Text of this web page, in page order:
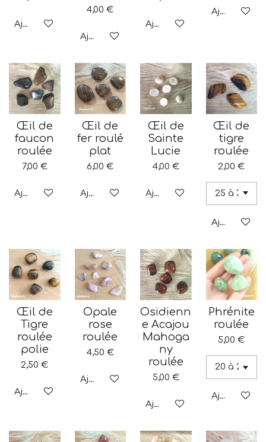
Ajouter au panier
4,00 €
Ajouter au panier
Ajouter au panier
Ajouter au
Œil de
faucon
roulée
7,00 €
Ajouter au panier
Œil de
fer roulé
plat
6,00 €
Ajouter au panier
Œil de
Sainte
Lucie
4,00 €
Ajouter au panier
Œil de
tigre
roulée
2,00 €
Ajouter au
Œil de
Tigre
roulée
polie
2,50 €
Ajouter au panier
Opale
rose
roulée
4,50 €
Ajouter au panier
Osidienn
e Acajou
Mahoga
ny
roulée
5,00 €
Ajouter au panier
Phrénite
roulée
5,00 €
Ajouter au